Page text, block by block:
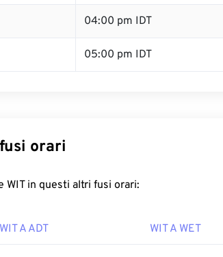
04:00 pm IDT
05:00 pm IDT
orari
WIT in questi altri fusi orari:
WIT A ADT WIT A WET